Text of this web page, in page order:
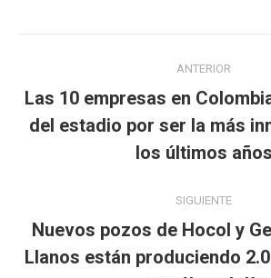
entre
publicaciones
ANTERIOR
anterior:
Las 10 empresas en
del estadio por ser la más
los últimos años
SIGUIENTE
Nuevos pozos de Hocol y
Llanos están produciendo